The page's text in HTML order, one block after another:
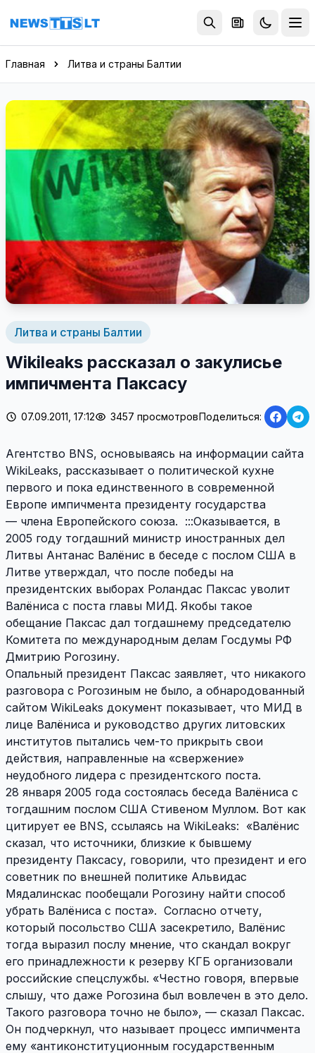
Перейти к содержимому
Главная Литва и страны Балтии
Литва и страны Балтии
Wikileaks рассказал о закулисье
импичмента Паксасу
07.09.2011, 17:12 3457 просмотровПоделиться:
Агентство BNS, основываясь на информации сайта
WikiLeaks, рассказывает о политической кухне
первого и пока единственного в современной
Европе импичмента президенту государства
— члена Европейского союза. :::Оказывается, в
2005 году тогдашний министр иностранных дел
Литвы Антанас Валёнис в беседе с послом США в
Литве утверждал, что после победы на
президентских выборах Роландас Паксас уволит
Валёниса с поста главы МИД. Якобы такое
обещание Паксас дал тогдашнему председателю
Комитета по международным делам Госдумы РФ
Дмитрию Рогозину.
Опальный президент Паксас заявляет, что никакого
разговора с Рогозиным не было, а обнародованный
сайтом WikiLeaks документ показывает, что МИД в
лице Валёниса и руководство других литовских
институтов пытались чем-то прикрыть свои
действия, направленные на «свержение»
неудобного лидера с президентского поста.
28 января 2005 года состоялась беседа Валёниса с
тогдашним послом США Стивеном Муллом. Вот как
цитирует ее BNS, ссылаясь на WikiLeaks: «Валёнис
сказал, что источники, близкие к бывшему
президенту Паксасу, говорили, что президент и его
советник по внешней политике Альвидас
Мядалинскас пообещали Рогозину найти способ
убрать Валёниса с поста». Согласно отчету,
который посольство США засекретило, Валёнис
тогда выразил послу мнение, что скандал вокруг
его принадлежности к резерву КГБ организовали
российские спецслужбы. «Честно говоря, впервые
слышу, что даже Рогозина был вовлечен в это дело.
Такого разговора точно не было», — сказал Паксас.
Он подчеркнул, что называет процесс импичмента
ему «антиконституционным государственным